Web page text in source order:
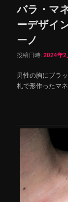
バラ・マ
ーデザイ
ーノ
投稿日時:2024年2
男性の胸にブラ
札で形作ったマ